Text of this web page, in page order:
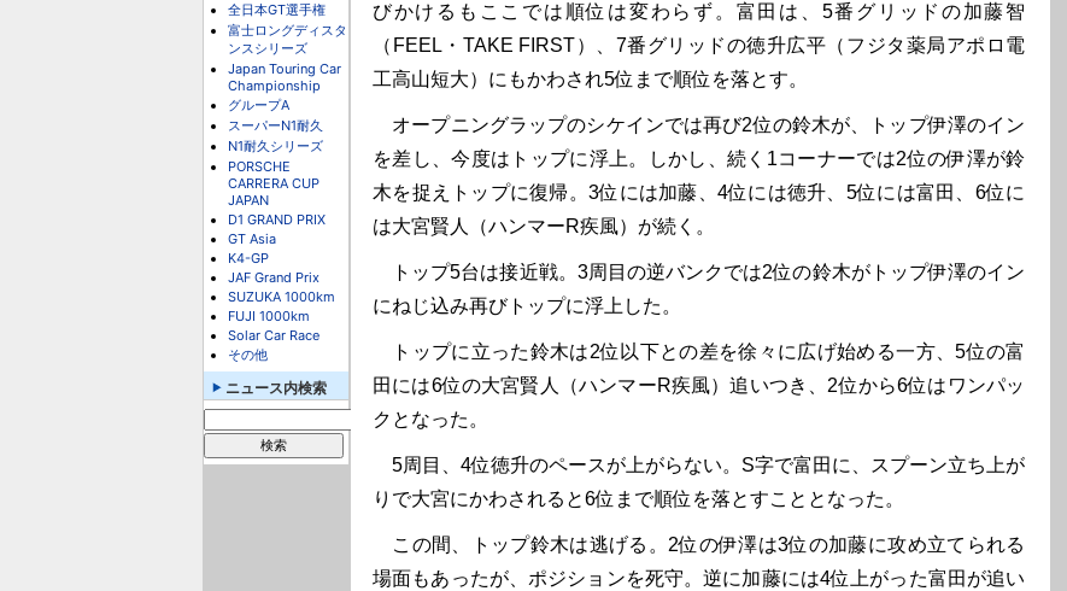
全日本GT選手権
富士ロングディスタ
ンスシリーズ
Japan Touring Car
Championship
グループA
スーパーN1耐久
N1耐久シリーズ
PORSCHE
CARRERA CUP
JAPAN
D1 GRAND PRIX
GT Asia
K4-GP
JAF Grand Prix
SUZUKA 1000km
FUJI 1000km
Solar Car Race
その他
ニュース内検索
びかけるもここでは順位は変わらず。富田は、5番グリッドの加藤智
（FEEL・TAKE FIRST）、7番グリッドの徳升広平（フジタ薬局アポロ電
工高山短大）にもかわされ5位まで順位を落とす。
オープニングラップのシケインでは再び2位の鈴木が、トップ伊澤のイン
を差し、今度はトップに浮上。しかし、続く1コーナーでは2位の伊澤が鈴
木を捉えトップに復帰。3位には加藤、4位には徳升、5位には富田、6位に
は大宮賢人（ハンマーR疾風）が続く。
トップ5台は接近戦。3周目の逆バンクでは2位の鈴木がトップ伊澤のイン
にねじ込み再びトップに浮上した。
トップに立った鈴木は2位以下との差を徐々に広げ始める一方、5位の富
田には6位の大宮賢人（ハンマーR疾風）追いつき、2位から6位はワンパッ
クとなった。
5周目、4位徳升のペースが上がらない。S字で富田に、スプーン立ち上が
りで大宮にかわされると6位まで順位を落とすこととなった。
この間、トップ鈴木は逃げる。2位の伊澤は3位の加藤に攻め立てられる
場面もあったが、ポジションを死守。逆に加藤には4位上がった富田が追い